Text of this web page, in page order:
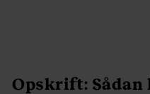
Opskrift: Sådan